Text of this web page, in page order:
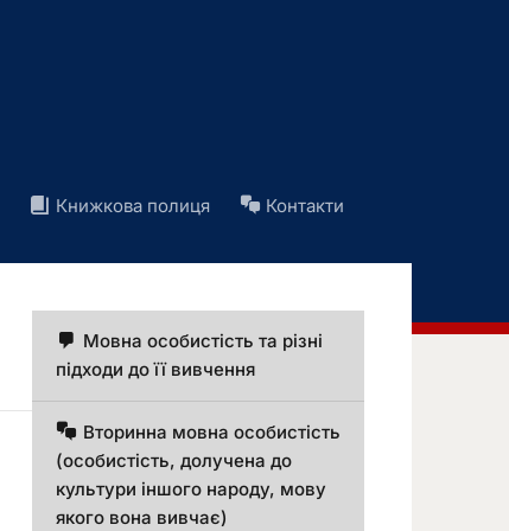
Книжкова полиця Контакти
Мовна особистість та різні
підходи до її вивчення
Вторинна мовна особистість
(особистість, долучена до
культури іншого народу, мову
якого вона вивчає)